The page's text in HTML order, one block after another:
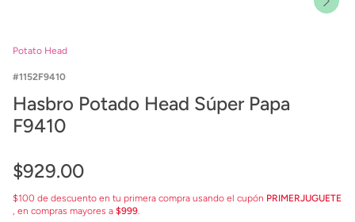
Potato Head
1152F9410
Hasbro Potado Head Súper Papa
F9410
$929.00
$100 de descuento en tu primera compra usando el cupón PRIMERJUGUETE
, en compras mayores a $999.